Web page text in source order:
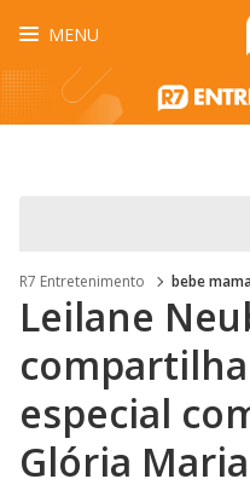
MENU
R7 Entretenimento bebe
Leilane
especial
Glória Maria